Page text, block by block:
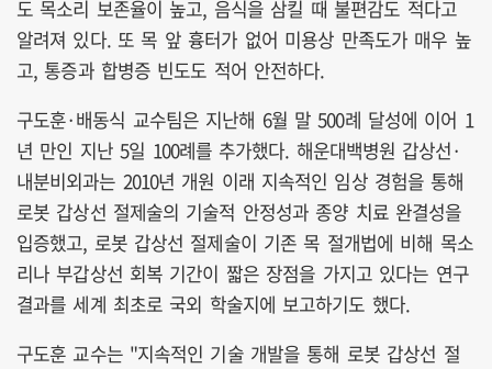
도 목소리 보존율이 높고, 음식을 삼킬 때 불편감도 적다고
알려져 있다. 또 목 앞 흉터가 없어 미용상 만족도가 매우 높
고, 통증과 합병증 빈도도 적어 안전하다.
구도훈·배동식 교수팀은 지난해 6월 말 500례 달성에 이어 1
년 만인 지난 5일 100례를 추가했다. 해운대백병원 갑상선·
내분비외과는 2010년 개원 이래 지속적인 임상 경험을 통해
로봇 갑상선 절제술의 기술적 안정성과 종양 치료 완결성을
입증했고, 로봇 갑상선 절제술이 기존 목 절개법에 비해 목소
리나 부갑상선 회복 기간이 짧은 장점을 가지고 있다는 연구
결과를 세계 최초로 국외 학술지에 보고하기도 했다.
구도훈 교수는 "지속적인 기술 개발을 통해 로봇 갑상선 절